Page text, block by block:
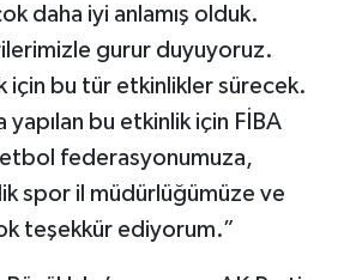
daha iyi anlamış olduk.
gurur duyuyoruz.
için bu tür etkinlikler sürecek.
yapılan bu etkinlik için FİBA
federasyonumuza,
spor il müdürlüğümüze ve
teşekkür ediyorum.”